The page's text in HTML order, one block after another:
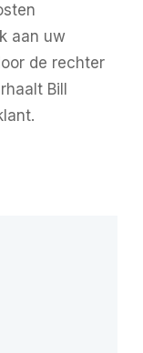
aan uw
de rechter
Bill